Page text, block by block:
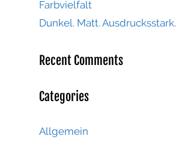
Farbvielfalt
Dunkel. Matt. Ausdrucksstark.
Recent Comments
Categories
Allgemein